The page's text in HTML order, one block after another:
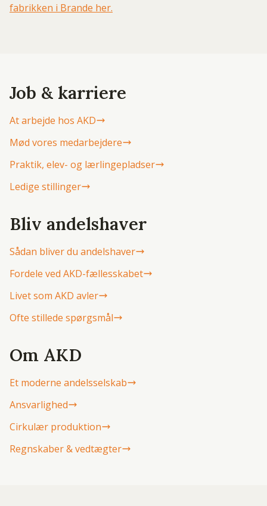
fabrikken i Brande her.
Job & karriere
At arbejde hos AKD
Mød vores medarbejdere
Praktik, elev- og lærlingepladser
Ledige stillinger
Bliv andelshaver
Sådan bliver du andelshaver
Fordele ved AKD-fællesskabet
Livet som AKD avler
Ofte stillede spørgsmål
Om AKD
Et moderne andelsselskab
Ansvarlighed
Cirkulær produktion
Regnskaber & vedtægter